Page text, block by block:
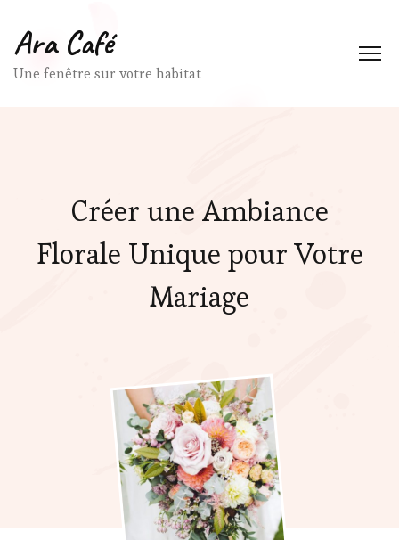
Ara Café
Une fenêtre sur votre habitat
Créer une Ambiance
Florale Unique pour Votre
Mariage